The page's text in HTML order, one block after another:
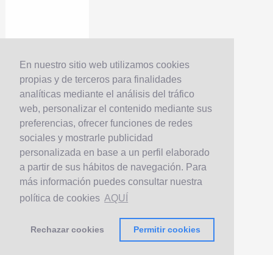
En nuestro sitio web utilizamos cookies
propias y de terceros para finalidades
analíticas mediante el análisis del tráfico
web, personalizar el contenido mediante sus
preferencias, ofrecer funciones de redes
sociales y mostrarle publicidad
personalizada en base a un perfil elaborado
a partir de sus hábitos de navegación. Para
más información puedes consultar nuestra
política de cookies AQUÍ
Rechazar cookies Permitir cookies